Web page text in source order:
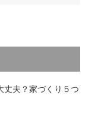
丈夫？家づくり５つ